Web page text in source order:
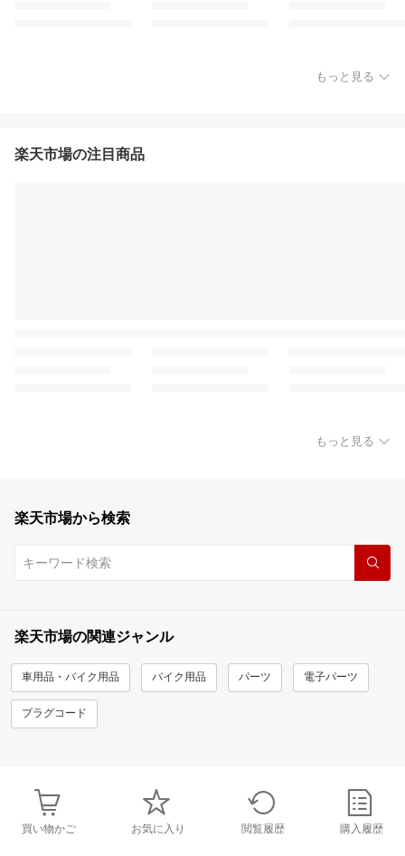
もっと見る
楽天市場の注目商品
もっと見る
楽天市場から検索
楽天市場の関連ジャンル
車用品・バイク用品 バイク用品 パーツ 電子パーツ
プラグコード
買い物かご お気に入り 閲覧履歴 購入履歴